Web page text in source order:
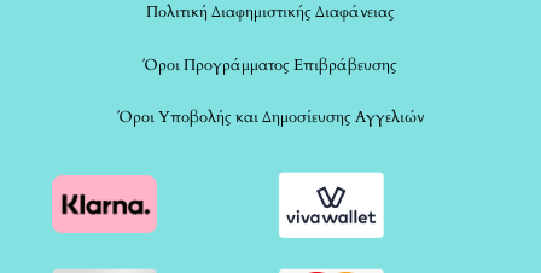
Πολιτική Διαφημιστικής Διαφάνειας
Όροι Προγράμματος Επιβράβευσης
Όροι Υποβολής και Δημοσίευσης Αγγελιών